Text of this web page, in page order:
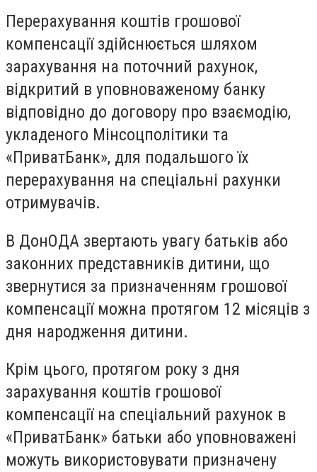
Перерахування коштів грошової
компенсації здійснюється шляхом
зарахування на поточний рахунок,
відкритий в уповноваженому банку
відповідно до договору про взаємодію,
укладеного Мінсоцполітики та
«ПриватБанк», для подальшого їх
перерахування на спеціальні рахунки
отримувачів.
В ДонОДА звертають увагу батьків або
законних представників дитини, що
звернутися за призначенням грошової
компенсації можна протягом 12 місяців з
дня народження дитини.
Крім цього, протягом року з дня
зарахування коштів грошової
компенсації на спеціальний рахунок в
«ПриватБанк» батьки або уповноважені
можуть використовувати призначену